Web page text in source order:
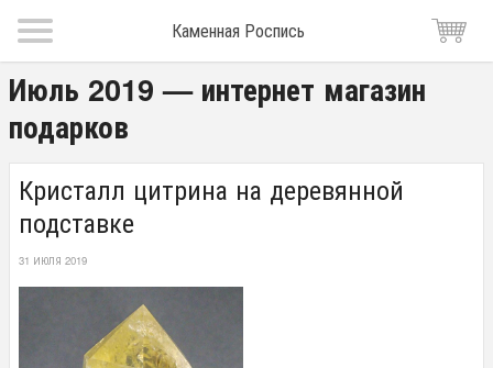
Каменная Роспись
Июль 2019 — интернет магазин
подарков
Кристалл цитрина на деревянной
подставке
31 ИЮЛЯ 2019